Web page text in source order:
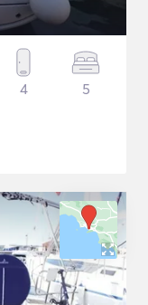
4 5